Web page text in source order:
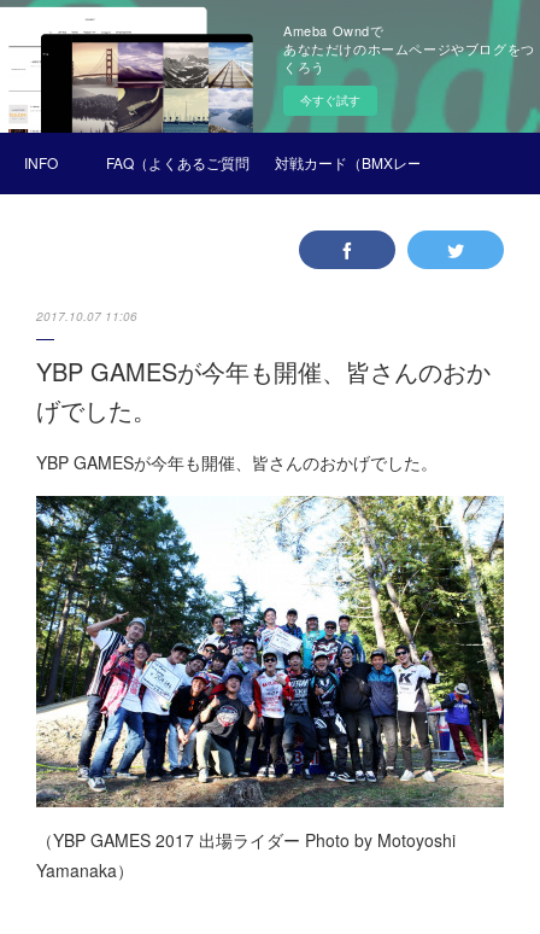
Ameba Owndで
あなただけのホームページやブログをつ
くろう
今すぐ試す
INFO FAQ（よくあるご質問） 対戦カード（BMXレース）
2017.10.07 11:06
YBP GAMESが今年も開催、皆さんのおか
げでした。
YBP GAMESが今年も開催、皆さんのおかげでした。
（YBP GAMES 2017 出場ライダー Photo by Motoyoshi
Yamanaka）